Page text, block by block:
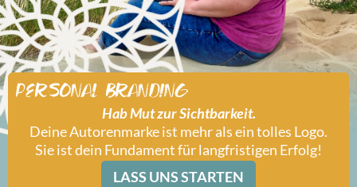
Personal Branding
Hab Mut zur Sichtbarkeit.
Deine Autorenmarke ist mehr als ein tolles Logo.
Sie ist dein Fundament für langfristigen Erfolg!
LASS UNS STARTEN